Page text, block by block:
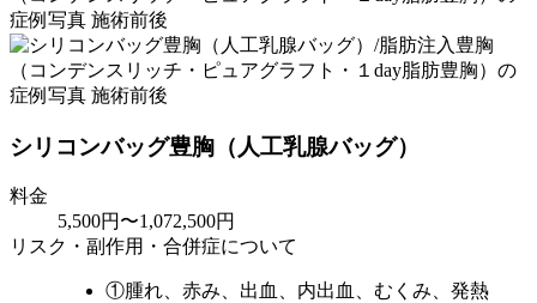
シリコンバッグ豊胸（人工乳腺バッグ）
料金
5,500円〜1,072,500円
リスク・副作用・合併症について
①腫れ、赤み、出血、内出血、むくみ、発熱